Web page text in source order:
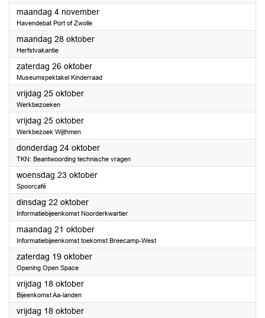
maandag 4 november2024
Havendebat Port of Zwolle
maandag 28 oktober2024
Herfstvakantie
zaterdag 26 oktober2024
Museumspektakel Kinderraad
vrijdag 25 oktober2024
Werkbezoeken
vrijdag 25 oktober2024
Werkbezoek Wijthmen
donderdag 24 oktober2024
TKN: Beantwoording technische vragen
woensdag 23 oktober2024
Spoorcafé
dinsdag 22 oktober2024
Informatiebijeenkomst Noorderkwartier
maandag 21 oktober2024
Informatiebijeenkomst toekomst Breecamp-West
zaterdag 19 oktober2024
Opening Open Space
vrijdag 18 oktober2024
Bijeenkomst Aa-landen
vrijdag 18 oktober2024